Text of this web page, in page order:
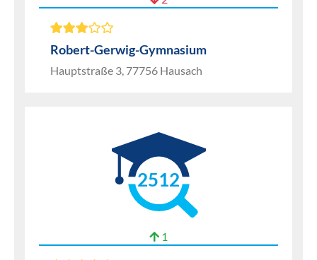
Robert-Gerwig-Gymnasium
Hauptstraße 3, 77756 Hausach
2512
1